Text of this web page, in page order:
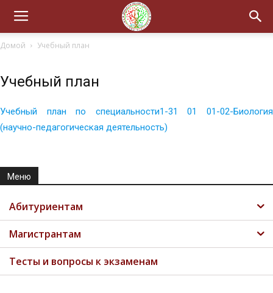
Домой Учебный план
Учебный план
Учебный план по специальности1-31 01 01-02-Биология
(научно-педагогическая деятельность)
Меню
Абитуриентам
Магистрантам
Тесты и вопросы к экзаменам